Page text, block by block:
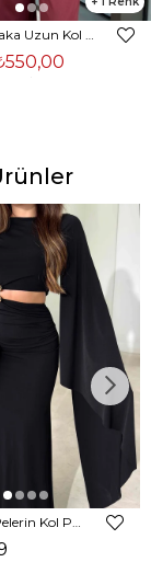
Madonna Yaka Uzun Kol Bluz Yüksek Bel Bol Paça Pantolon Börd Bordo Kadın Takım 25Y140
Dökümlü Pelerin Kol Pencere Detaylı Maxi Siyah Arlev Kadın Elbise 26Y511